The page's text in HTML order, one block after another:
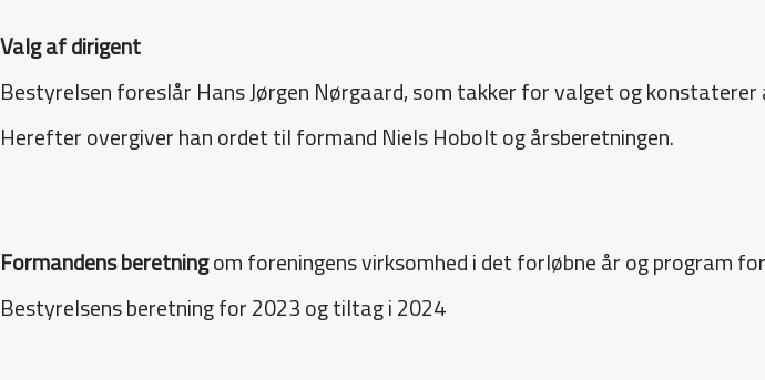
Valg af dirigent
Bestyrelsen foreslår Hans Jørgen Nørgaard, som takker for valget og
Herefter overgiver han ordet til formand Niels Hobolt og årsberetningen.
Formandens beretningom foreningens virksomhed i det forløbne år og program
Bestyrelsens beretning for 2023 og tiltag i 2024